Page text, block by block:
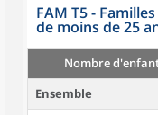
FAM T5 -
de moins de 25
Nombre
Ensemble